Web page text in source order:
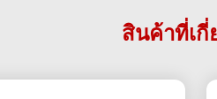
สินค้าที่เกี่